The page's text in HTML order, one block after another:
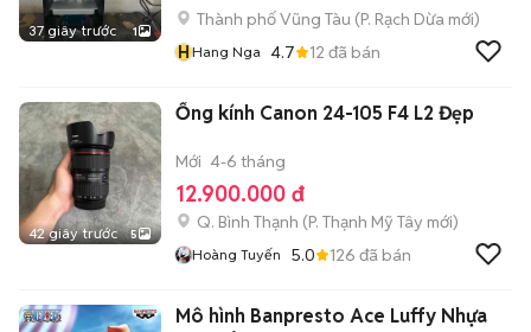
37 giây trước 1
Thành phố Vũng Tàu (P. Rạch Dừa mới)
HHang Nga 4.7 12 đã bán
42 giây trước 5
Ống kính Canon 24-105 F4 L2 Đẹp
Mới 4-6 tháng
12.900.000 đ
Q. Bình Thạnh (P. Thạnh Mỹ Tây mới)
Hoàng Tuyến 5.0 126 đã bán
Mô hình Banpresto Ace Luffy Nhựa